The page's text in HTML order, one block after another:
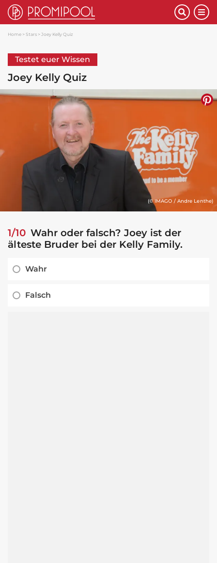
Home Stars Joey Kelly Quiz
Testet euer Wissen
Joey Kelly Quiz
(© IMAGO / Andre Lenthe)
1/10 Wahr oder falsch? Joey ist der
älteste Bruder bei der Kelly Family.
Wahr
Falsch